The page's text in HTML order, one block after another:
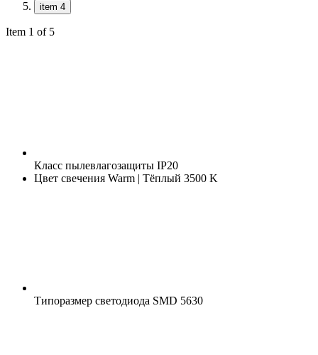
item 4
Item 1 of 5
Класс пылевлагозащиты IP20
Цвет свечения Warm | Тёплый 3500 K
Типоразмер светодиода SMD 5630